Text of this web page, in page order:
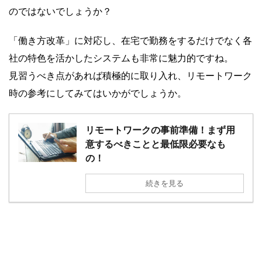
のではないでしょうか？
「働き方改革」に対応し、在宅で勤務をするだけでなく各
社の特色を活かしたシステムも非常に魅力的ですね。
見習うべき点があれば積極的に取り入れ、リモートワーク
時の参考にしてみてはいかがでしょうか。
リモートワークの事前準備！まず用
意するべきことと最低限必要なも
の！
続きを見る